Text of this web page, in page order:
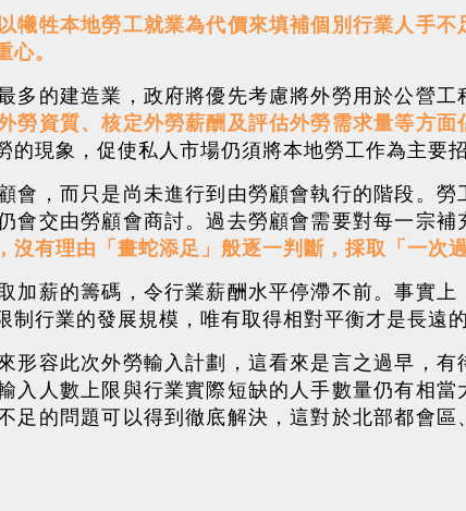
犧牲本地勞工就業為代價來填補個別行業人手
。
多的建造業，政府將優先考慮將外勞用於公營工
勞資質、核定外勞薪酬及評估外勞需求量等方面
的現象，促使私人市場仍須將本地勞工作為主要
會，而只是尚未進行到由勞顧會執行的階段。
會交由勞顧會商討。過去勞顧會需要對每一宗
沒有理由「畫蛇添足」般逐一判斷，採取「一次
加薪的籌碼，令行業薪酬水平停滯不前。事實
制行業的發展規模，唯有取得相對平衡才是長遠
形容此次外勞輸入計劃，這看來是言之過早，
入人數上限與行業實際短缺的人手數量仍有相
足的問題可以得到徹底解決，這對於北部都會